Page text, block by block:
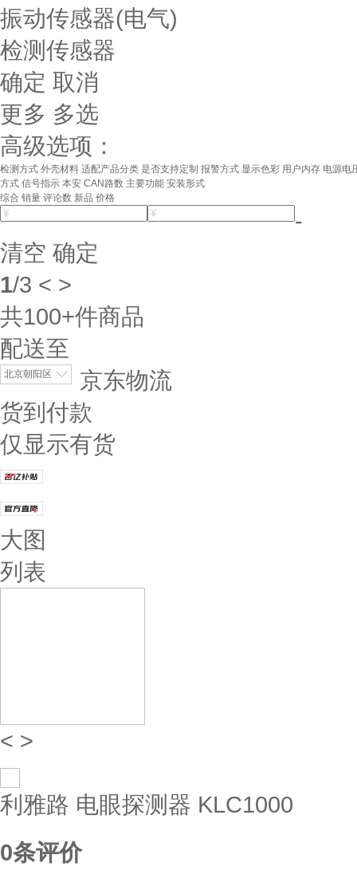
振动传感器(电气)
检测传感器
确定 取消
更多 多选
高级选项：
检测方式 外壳材料 适配产品分类 是否支持定制 报警方式 显示色彩 用户内存 电源电
方式 信号指示 本安 CAN路数 主要功能 安装形式
综合 销量 评论数 新品 价格
-
清空 确定
1/3 < >
共100+件商品
配送至
北京朝阳区
京东物流
货到付款
仅显示有货
大图
列表
< >
利雅路 电眼探测器 KLC1000
0条评价